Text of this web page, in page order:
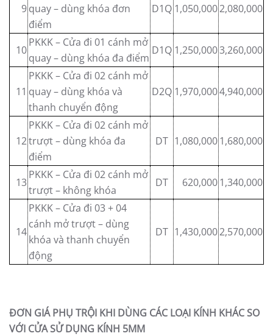
9quay – dùng khóa đơn
điểm
D1Q 1,050,0002,080,000
10
PKKK – Cửa đi 01 cánh mở
quay – dùng khóa đa điểm
D1Q 1,250,0003,260,000
11
PKKK – Cửa đi 02 cánh mở
quay – dùng khóa và
thanh chuyển động
D2Q 1,970,0004,940,000
12
PKKK – Cửa đi 02 cánh mở
trượt – dùng khóa đa
điểm
DT 1,080,0001,680,000
13
PKKK – Cửa đi 02 cánh mở
trượt – không khóa
DT 620,0001,340,000
14
PKKK – Cửa đi 03 + 04
cánh mở trượt – dùng
khóa và thanh chuyển
động
DT 1,430,0002,570,000
ĐƠN GIÁ PHỤ TRỘI KHI DÙNG CÁC LOẠI KÍNH KHÁC SO
VỚI CỬA SỬ DỤNG KÍNH 5MM